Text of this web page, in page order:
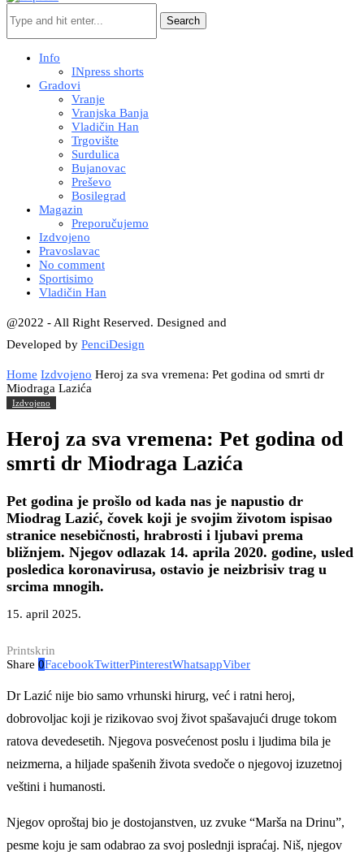
Search
Info
INpress shorts
Gradovi
Vranje
Vranjska Banja
Vladičin Han
Trgovište
Surdulica
Bujanovac
Preševo
Bosilegrad
Magazin
Preporučujemo
Izdvojeno
Pravoslavac
No comment
Sportisimo
Vladičin Han
@2022 - All Right Reserved. Designed and
Developed by PenciDesign
Home Izdvojeno Heroj za sva vremena: Pet godina od smrti dr
Miodraga Lazića
Izdvojeno
Heroj za sva vremena: Pet godina od
smrti dr Miodraga Lazića
Pet godina je prošlo od kada nas je napustio dr
Miodrag Lazić, čovek koji je svojim životom ispisao
stranice nesebičnosti, hrabrosti i ljubavi prema
bližnjem. Njegov odlazak 14. aprila 2020. godine, usled
posledica koronavirusa, ostavio je neizbrisiv trag u
srcima mnogih.
15. april 2025.
Printskrin
Share 0FacebookTwitterPinterestWhatsappViber
Dr Lazić nije bio samo vrhunski hirurg, već i ratni heroj,
dobrovoljac koji je rizikovao svoj život spašavajući druge tokom
ratova devedesetih. Njegova posvećenost poslu i ljudima bila je
neizmerna, a hiljade spašenih života svedoče o njegovoj izuzetnoj
veštini i humanosti.
Njegov oproštaj bio je dostojanstven, uz zvuke “Marša na Drinu”,
pesme koju je sam odabrao za svoj poslednji ispraćaj. Niš, njegov